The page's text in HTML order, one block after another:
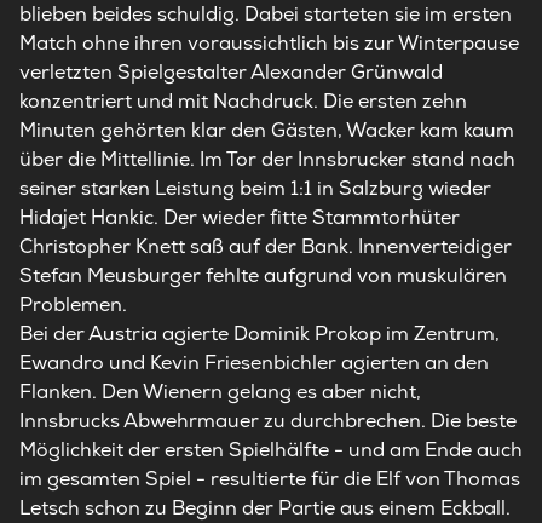
blieben beides schuldig. Dabei starteten sie im ersten
Match ohne ihren voraussichtlich bis zur Winterpause
verletzten Spielgestalter Alexander Grünwald
konzentriert und mit Nachdruck. Die ersten zehn
Minuten gehörten klar den Gästen, Wacker kam kaum
über die Mittellinie. Im Tor der Innsbrucker stand nach
seiner starken Leistung beim 1:1 in Salzburg wieder
Hidajet Hankic. Der wieder fitte Stammtorhüter
Christopher Knett saß auf der Bank. Innenverteidiger
Stefan Meusburger fehlte aufgrund von muskulären
Problemen.
Bei der Austria agierte Dominik Prokop im Zentrum,
Ewandro und Kevin Friesenbichler agierten an den
Flanken. Den Wienern gelang es aber nicht,
Innsbrucks Abwehrmauer zu durchbrechen. Die beste
Möglichkeit der ersten Spielhälfte - und am Ende auch
im gesamten Spiel - resultierte für die Elf von Thomas
Letsch schon zu Beginn der Partie aus einem Eckball.